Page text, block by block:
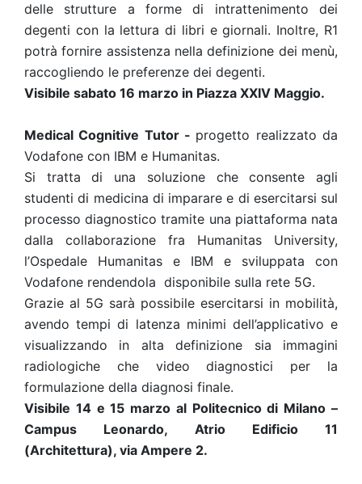
delle strutture a forme di intrattenimento dei
degenti con la lettura di libri e giornali. Inoltre, R1
potrà fornire assistenza nella definizione dei menù,
raccogliendo le preferenze dei degenti.
Visibile sabato 16 marzo in Piazza XXIV Maggio.
Medical Cognitive Tutor - progetto realizzato da
Vodafone con IBM e Humanitas.
Si tratta di una soluzione che consente agli
studenti di medicina di imparare e di esercitarsi sul
processo diagnostico tramite una piattaforma nata
dalla collaborazione fra Humanitas University,
l’Ospedale Humanitas e IBM e sviluppata con
Vodafone rendendola disponibile sulla rete 5G.
Grazie al 5G sarà possibile esercitarsi in mobilità,
avendo tempi di latenza minimi dell’applicativo e
visualizzando in alta definizione sia immagini
radiologiche che video diagnostici per la
formulazione della diagnosi finale.
Visibile 14 e 15 marzo al Politecnico di Milano –
Campus Leonardo, Atrio Edificio 11
(Architettura), via Ampere 2.